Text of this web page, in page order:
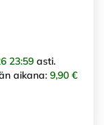
23:59 asti.
aikana: 9,90 €